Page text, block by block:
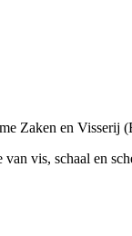
Zaken en Visserij
vis, schaal en